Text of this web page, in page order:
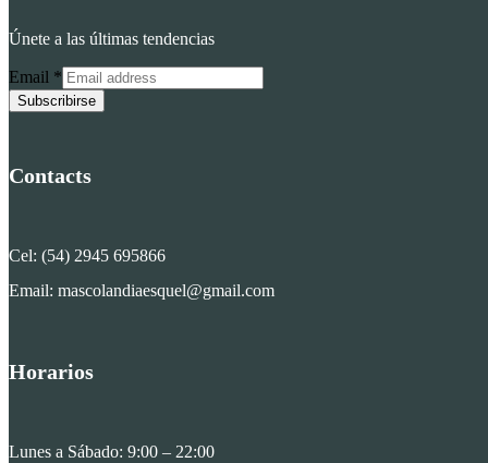
Únete a las últimas tendencias
Email *
Subscribirse
Contacts
Cel: (54) 2945 695866
Email: mascolandiaesquel@gmail.com
Horarios
Lunes a Sábado: 9:00 – 22:00